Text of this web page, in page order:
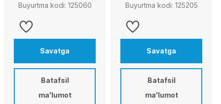
Buyurtma kodi: 125060
Savatga
Batafsil
ma'lumot
Buyurtma kodi: 125205
Savatga
Batafsil
ma'lumot